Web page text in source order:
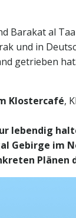
Barakat al
und in
getrieben
Klostercafé,
lebendig
Gebirge im
Plänen